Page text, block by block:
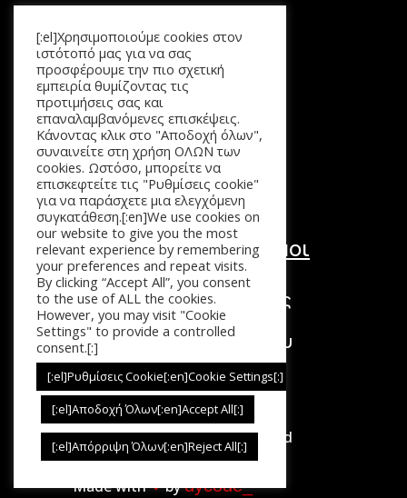
Μενού
Αρχική
Προϊόντα
Καλάθι
Επικοινωνία
Χρήσιμοι Σύνδεσμοι
Τόποι Πληρωμής
Τρόποι Επιστροφής
Τρόποι Αποστολής
Πολιτική Απορρήτου
Όροι Χρήσης
Copyright © 2026. All Rights Reserved
Made with❤︎bydycode_
[:el]Χρησιμοποιούμε cookies στον
ιστότοπό μας για να σας
προσφέρουμε την πιο σχετική
εμπειρία θυμίζοντας τις
προτιμήσεις σας και
επαναλαμβανόμενες επισκέψεις.
Κάνοντας κλικ στο "Αποδοχή όλων",
συναινείτε στη χρήση ΟΛΩΝ των
cookies. Ωστόσο, μπορείτε να
επισκεφτείτε τις "Ρυθμίσεις cookie"
για να παράσχετε μια ελεγχόμενη
συγκατάθεση.[:en]We use cookies on
our website to give you the most
relevant experience by remembering
your preferences and repeat visits.
By clicking “Accept All”, you consent
to the use of ALL the cookies.
However, you may visit "Cookie
Settings" to provide a controlled
consent.[:]
[:el]Ρυθμίσεις Cookie[:en]Cookie Settings[:]
[:el]Αποδοχή Όλων[:en]Accept All[:]
[:el]Απόρριψη Όλων[:en]Reject All[:]